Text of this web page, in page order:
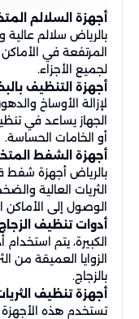
أجهزة السلالم
بالرياض سلالم عالية
المرتفعة في
لجميع الأجزاء.
أجهزة التنظيف
لإزالة الأوساخ
الجهاز يساعد في
أو الخامات الحساسة.
أجهزة الشفط
بالرياض أجهزة شفط
الثريات العالية
الوصول إلى
أدوات تنظيف
الكبيرة، يتم
الزوايا العميقة من
بالزجاج.
أجهزة تنظيف
تستخدم هذه الأجهزة